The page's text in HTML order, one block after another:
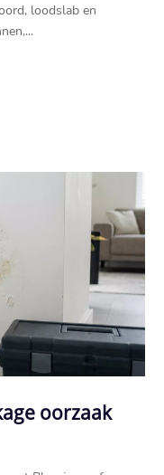
loodslab en
oorzaak